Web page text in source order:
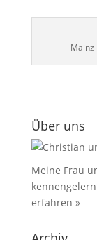
Mainz
Über uns
Meine Frau
erfahren »